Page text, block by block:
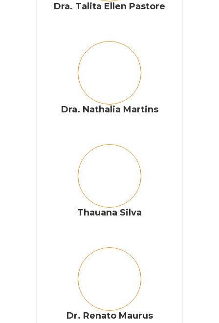
Dra. Talita Ellen Pastore
Dra. Nathalia Martins
Thauana Silva
Dr. Renato Maurus